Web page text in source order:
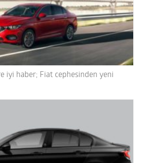
iyi haber; Fiat cephesinden yeni